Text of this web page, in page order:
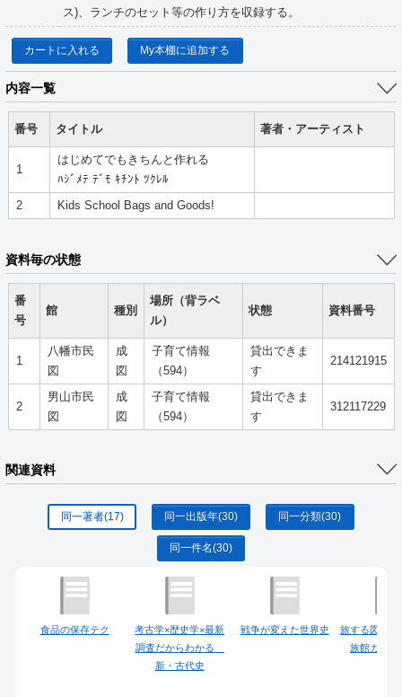
ス)、ランチのセット等の作り方を収録する。
カートに入れる My本棚に追加する
内容一覧
番号 タイトル 著者・アーティスト
1
はじめてでもきちんと作れる
ﾊｼﾞﾒﾃ ﾃﾞﾓ ｷﾁﾝﾄ ﾂｸﾚﾙ
2 Kids School Bags and Goods!
資料毎の状態
番
号
館 種別
場所（背ラベ
ル）
状態 資料番号
1
八幡市民
図
成
図
子育て情報
（594）
貸出できま
す
214121915
2
男山市民
図
成
図
子育て情報
（594）
貸出できま
す
312117229
関連資料
同一著者(17) 同一出版年(30) 同一分類(30)
同一件名(30)
食品の保存テク
考古学×歴史学×最新
調査だからわかる
新・古代史
戦争が変えた世界史
旅する図鑑
族館ガイド